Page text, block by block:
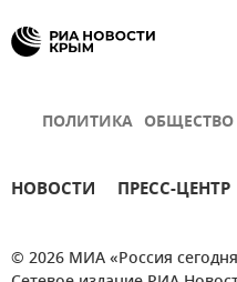
ПОЛИТИКА ОБЩЕСТВО
НОВОСТИ ПРЕСС-ЦЕНТР
© 2026 МИА «Россия